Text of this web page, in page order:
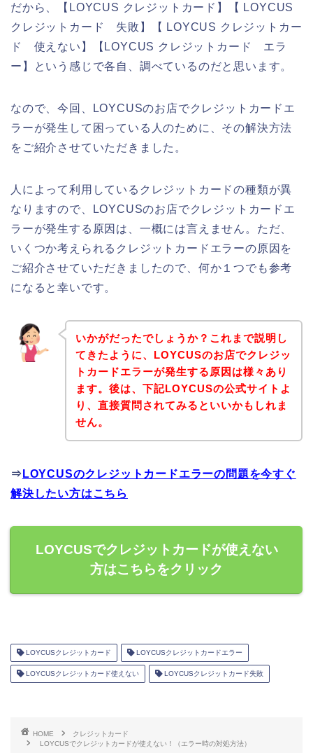
だから、【LOYCUS クレジットカード】【 LOYCUS
クレジットカード 失敗】【 LOYCUS クレジットカー
ド 使えない】【LOYCUS クレジットカード エラ
ー】という感じで各自、調べているのだと思います。
なので、今回、LOYCUSのお店でクレジットカードエ
ラーが発生して困っている人のために、その解決方法
をご紹介させていただきました。
人によって利用しているクレジットカードの種類が異
なりますので、LOYCUSのお店でクレジットカードエ
ラーが発生する原因は、一概には言えません。ただ、
いくつか考えられるクレジットカードエラーの原因を
ご紹介させていただきましたので、何か１つでも参考
になると幸いです。
いかがだったでしょうか？これまで説明し
てきたように、LOYCUSのお店でクレジッ
トカードエラーが発生する原因は様々あり
ます。後は、下記LOYCUSの公式サイトよ
り、直接質問されてみるといいかもしれま
せん。
⇒ LOYCUSのクレジットカードエラーの問題を今すぐ
解決したい方はこちら
LOYCUSでクレジットカードが使えない
方はこちらをクリック
LOYCUSクレジットカード LOYCUSクレジットカードエラー
LOYCUSクレジットカード使えない LOYCUSクレジットカード失敗
HOME
クレジットカード
LOYCUSでクレジットカードが使えない！（エラー時の対処方法）